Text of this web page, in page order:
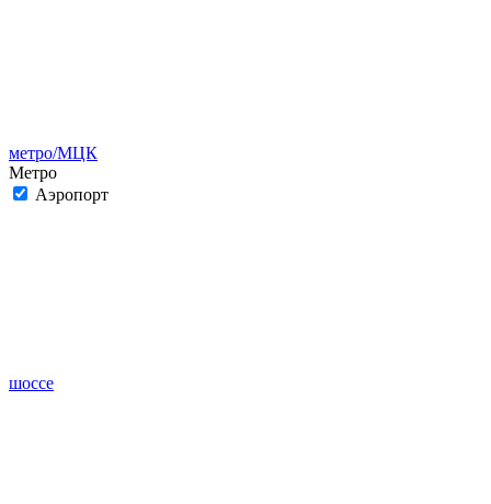
метро/МЦК
Метро
Аэропорт
шоссе